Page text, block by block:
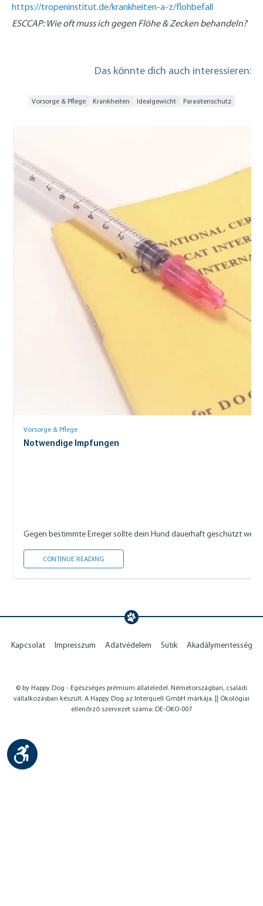
https://tropeninstitut.de/krankheiten-a-z/flohbefall
ESCCAP: Wie oft muss ich gegen Flöhe & Zecken behandeln?
Das könnte dich auch interessieren:
Vorsorge & Pflege Krankheiten Idealgewicht Parasitenschutz
Vorsorge & Pflege
Notwendige Impfungen
Gegen bestimmte Erreger sollte dein Hund dauerhaft geschützt
CONTINUE READING
Kapcsolat Impresszum Adatvédelem Sütik Akadálymentesség
© by Happy Dog - Egészséges prémium állateledel. Németországban, családi
vállalkozásban készült. A Happy Dog az Interquell GmbH márkája. || Ökológiai
ellenőrző szervezet száma: DE-ÖKO-007
Show toolbar